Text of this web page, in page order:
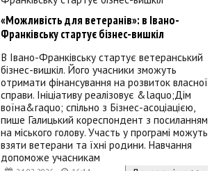
«Можливість для ветеранів»: в Івано-
Франківську стартує бізнес-вишкіл
В Івано-Франківську стартує ветеранський
бізнес-вишкіл. Його учасники зможуть
отримати фінансування на розвиток власної
справи. Ініціативу реалізовує &laquo;Дім
воїна&raquo; спільно з Бізнес-асоціацією,
пише Галицький кореспондент з посиланням
на міського голову. Участь у програмі можуть
взяти ветерани та їхні родини. Навчання
допоможе учасникам